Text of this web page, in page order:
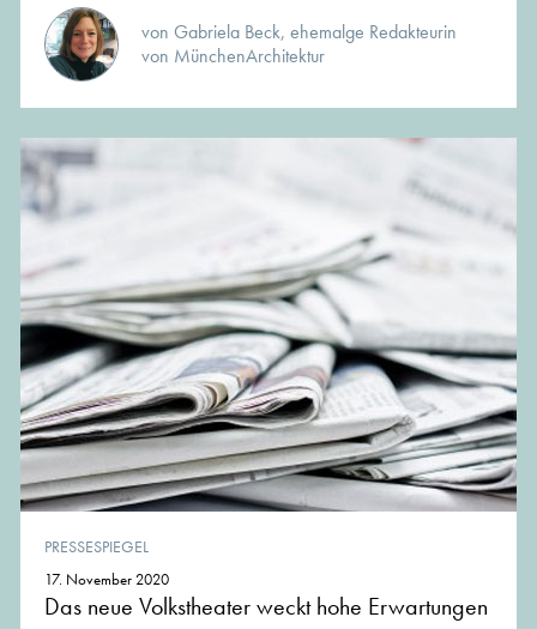
von Gabriela Beck, ehemalge Redakteurin
von MünchenArchitektur
PRESSESPIEGEL
17. November 2020
Das neue Volkstheater weckt hohe Erwartungen